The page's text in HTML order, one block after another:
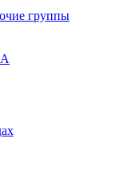
группы